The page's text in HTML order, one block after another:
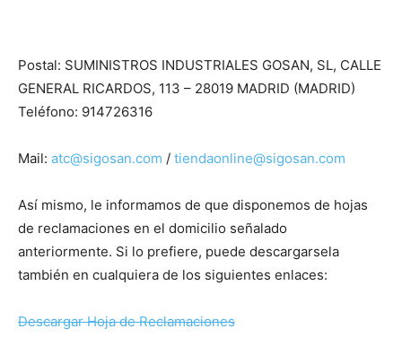
Postal: SUMINISTROS INDUSTRIALES GOSAN, SL, CALLE
GENERAL RICARDOS, 113 – 28019 MADRID (MADRID)
Teléfono: 914726316
Mail: atc@sigosan.com / tiendaonline@sigosan.com
Así mismo, le informamos de que disponemos de hojas
de reclamaciones en el domicilio señalado
anteriormente. Si lo prefiere, puede descargarsela
también en cualquiera de los siguientes enlaces:
Descargar Hoja de Reclamaciones